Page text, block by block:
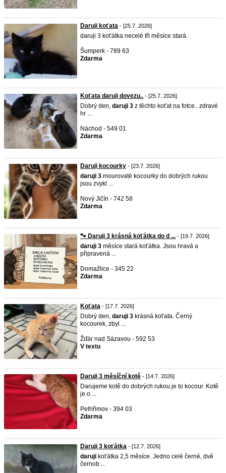
Daruji koťata - [25.7. 2026]
daruji 3 koťátka necelé tři měsíce stará.
Šumperk - 789 63
Zdarma
Koťata daruji dovezu.. - [25.7. 2026]
Dobrý den, daruji 3 z těchto koťat na fotce.. zdravé
hr ...
Náchod - 549 01
Zdarma
Daruji kocourky - [23.7. 2026]
daruji 3 mourovaté kocourky do dobrých rukou
jsou zvykl ...
Nový Jičín - 742 58
Zdarma
🐾 Daruji 3 krásná koťátka do d ... - [19.7. 2026]
daruji 3 měsíce stará koťátka. Jsou hravá a
připravená ...
Domažlice - 345 22
Zdarma
Koťata - [17.7. 2026]
Dobrý den, daruji 3 krásná koťata. Černý
kocourek, zbyl ...
Žďár nad Sázavou - 592 53
V textu
Daruji 3 měsíční kotě - [14.7. 2026]
Darujeme kotě do dobrých rukou.je to kocour. Kotě
je o ...
Pelhřimov - 394 03
Zdarma
Daruji 3 koťátka - [12.7. 2026]
daruji koťátka 2,5 měsíce. Jedno celé černé, dvě
černob ...